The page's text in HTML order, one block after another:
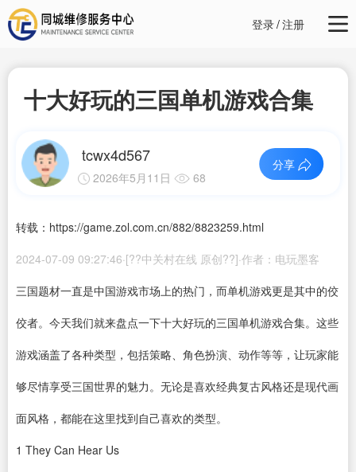
登录/注册
十大好玩的三国单机游戏合集
tcwx4d567
2026年5月11日 68
分享
转载：https://game.zol.com.cn/882/8823259.html
2024-07-09 09:27:46·[??中关村在线 原创??]·作者：电玩墨客
三国题材一直是中国游戏市场上的热门，而单机游戏更是其中的佼
佼者。今天我们就来盘点一下十大好玩的三国单机游戏合集。这些
游戏涵盖了各种类型，包括策略、角色扮演、动作等等，让玩家能
够尽情享受三国世界的魅力。无论是喜欢经典复古风格还是现代画
面风格，都能在这里找到自己喜欢的类型。
1 They Can Hear Us